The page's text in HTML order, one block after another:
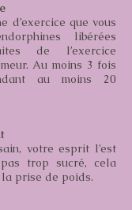
d’exercice que vous
libérées
de l’exercice
Au moins 3 fois
au moins 20
votre esprit l’est
trop sucré, cela
prise de poids.